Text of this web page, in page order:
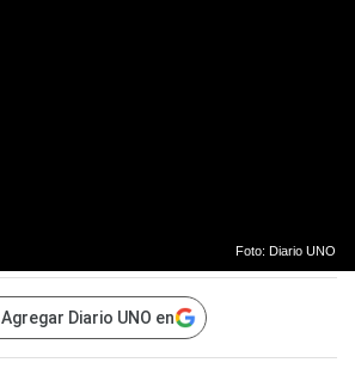
Foto: Diario UNO
Agregar Diario UNO en